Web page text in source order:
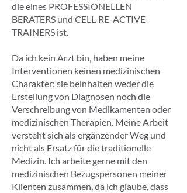
die eines PROFESSIONELLEN
BERATERS und CELL-RE-ACTIVE-
TRAINERS ist.
Da ich kein Arzt bin, haben meine
Interventionen keinen medizinischen
Charakter; sie beinhalten weder die
Erstellung von Diagnosen noch die
Verschreibung von Medikamenten oder
medizinischen Therapien. Meine Arbeit
versteht sich als ergänzender Weg und
nicht als Ersatz für die traditionelle
Medizin. Ich arbeite gerne mit den
medizinischen Bezugspersonen meiner
Klienten zusammen, da ich glaube, dass